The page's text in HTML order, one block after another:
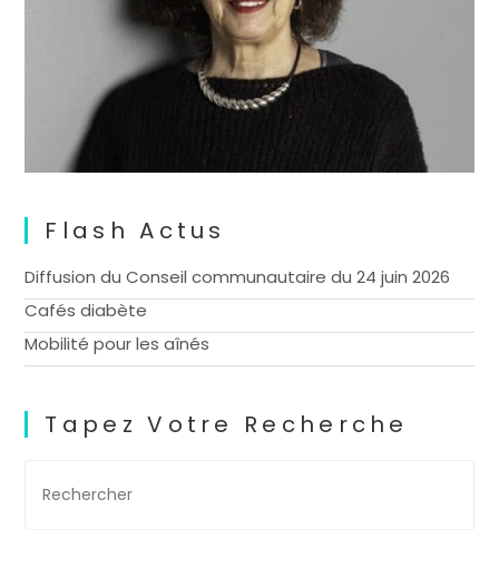
Flash Actus
Diffusion du Conseil communautaire du 24 juin 2026
Cafés diabète
Mobilité pour les aînés
Tapez Votre Recherche